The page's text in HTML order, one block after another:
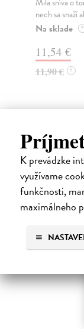
K prevádzke
využívame
funkčnosti,
maximálneho
nech sa snaží
Na sklade ?
11,54 €
11,90 € ?
Ďalšie z